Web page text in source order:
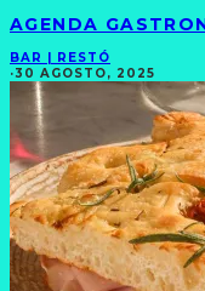
AGENDA
BAR | RESTÓ
·30 AGOSTO, 2025